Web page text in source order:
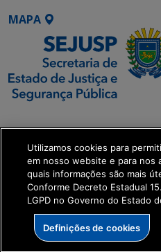
MAPA
Transformação Digital
get_footer();
Utilizamos cookies para
em nosso website e para nos
quais informações são mais
Conforme Decreto Estadual
LGPD no Governo do Estado
Definições de cookies